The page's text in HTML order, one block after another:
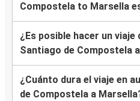
Compostela to Marsella
¿Es posible hacer un viaje
Santiago de Compostela
¿Cuánto dura el viaje en
de Compostela a